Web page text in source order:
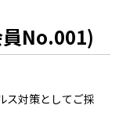
No.001)
ス対策としてご採